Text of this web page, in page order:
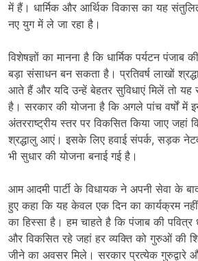
में हैं। धार्मिक और आर्थिक विकास का यह
नए युग में ले जा रहा है।
विशेषज्ञों का मानना है कि धार्मिक पर्यटन पंजाब
बड़ा संसाधन बन सकता है। प्रतिवर्ष लाखों
आते हैं और यदि उन्हें बेहतर सुविधाएं मिलें तो
है। सरकार की योजना है कि अगले पांच वर्षों में
अंतरराष्ट्रीय स्तर पर विकसित किया जाए जहां
श्रद्धालु आएं। इसके लिए हवाई संपर्क, सड़क
भी सुधार की योजना बनाई गई है।
आम आदमी पार्टी के विधायक ने अपनी सेवा के
हुए कहा कि यह केवल एक दिन का कार्यक्रम
का हिस्सा है। हम चाहते है कि पंजाब की पवित्र
और विकसित रहे जहां हर व्यक्ति को गुरुओं की
जीने का अवसर मिले। सरकार प्रत्येक गुरुद्वारे